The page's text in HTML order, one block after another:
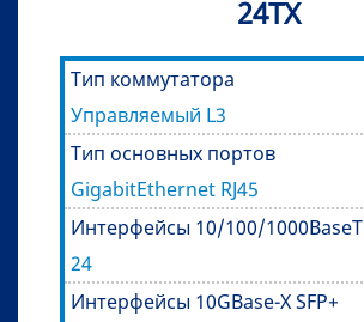
24TX
Тип коммутатора
Управляемый L3
Тип основных портов
GigabitEthernet RJ45
Интерфейсы 10/100/1000BaseT
24
Интерфейсы 10GBase-X SFP+